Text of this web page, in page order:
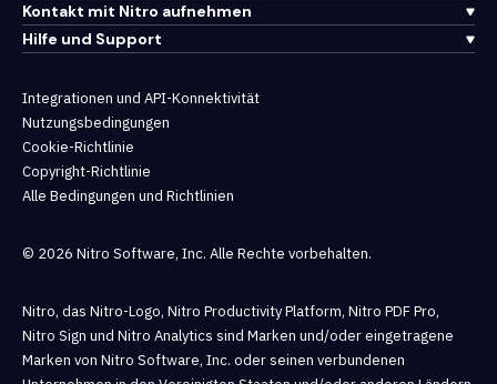
Kontakt mit Nitro aufnehmen
Hilfe und Support
Integrationen und API-Konnektivität
Nutzungsbedingungen
Cookie-Richtlinie
Copyright-Richtlinie
Alle Bedingungen und Richtlinien
© 2026 Nitro Software, Inc. Alle Rechte vorbehalten.
Nitro, das Nitro-Logo, Nitro Productivity Platform, Nitro PDF Pro,
Nitro Sign und Nitro Analytics sind Marken und/oder eingetragene
Marken von Nitro Software, Inc. oder seinen verbundenen